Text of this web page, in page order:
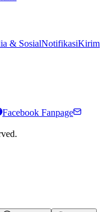
& SosialNotifikasiKirim
Facebook Fanpage